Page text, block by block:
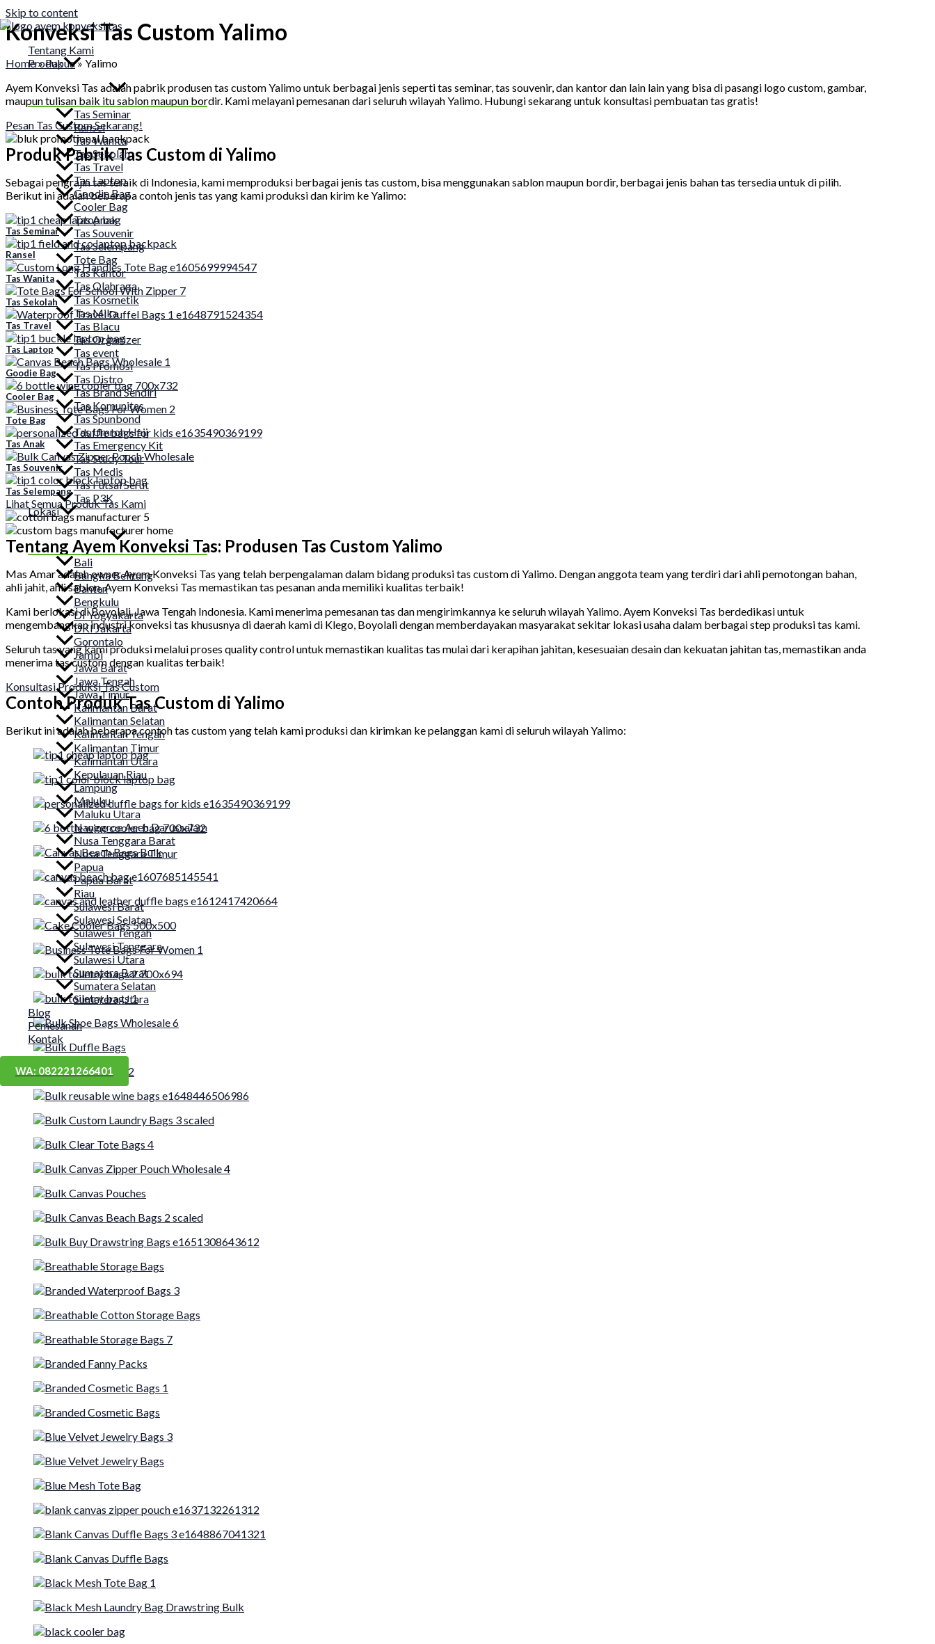
Skip to content
Tentang Kami
Produk
Tas Seminar
Ransel
Tas Wanita
Tas Sekolah
Tas Travel
Tas Laptop
Goodie Bag
Cooler Bag
Tas Anak
Tas Souvenir
Tas Selempang
Tote Bag
Tas Kantor
Tas Olahraga
Tas Kosmetik
Tas Mika
Tas Blacu
Tas Organizer
Tas event
Tas Promosi
Tas Distro
Tas Brand Sendiri
Tas Komunitas
Tas Spunbond
Tas Umroh Haji
Tas Emergency Kit
Tas Study Tour
Tas Medis
Tas Futsal Serut
Tas P3K
Lokasi
Bali
Bangka Belitung
Banten
Bengkulu
DI Yogyakarta
DKI Jakarta
Gorontalo
Jambi
Jawa Barat
Jawa Tengah
Jawa Timur
Kalimantan Barat
Kalimantan Selatan
Kalimantan Tengah
Kalimantan Timur
Kalimantan Utara
Kepulauan Riau
Lampung
Maluku
Maluku Utara
Nanggroe Aceh Darussalam
Nusa Tenggara Barat
Nusa Tenggara Timur
Papua
Papua Barat
Riau
Sulawesi Barat
Sulawesi Selatan
Sulawesi Tengah
Sulawesi Tenggara
Sulawesi Utara
Sumatera Barat
Sumatera Selatan
Sumatera Utara
Blog
Pemesanan
Kontak
WA: 082221266401
Konveksi Tas Custom Yalimo
Home»Papua» Yalimo
Ayem Konveksi Tas adalah pabrik produsen tas custom Yalimo untuk berbagai jenis seperti tas seminar, tas souvenir, dan kantor dan lain lain yang bisa di pasangi logo custom, gambar,
maupun tulisan baik itu sablon maupun bordir. Kami melayani pemesanan dari seluruh wilayah Yalimo. Hubungi sekarang untuk konsultasi pembuatan tas gratis!
Pesan Tas Custom Sekarang!
Produk Pabrik Tas Custom di Yalimo
Sebagai pengrajin tas teraik di Indonesia, kami memproduksi berbagai jenis tas custom, bisa menggunakan sablon maupun bordir, berbagai jenis bahan tas tersedia untuk di pilih.
Berikut ini adalah beberapa contoh jenis tas yang kami produksi dan kirim ke Yalimo:
Tas Seminar
Ransel
Tas Wanita
Tas Sekolah
Tas Travel
Tas Laptop
Goodie Bag
Cooler Bag
Tote Bag
Tas Anak
Tas Souvenir
Tas Selempang
Lihat Semua Produk Tas Kami
Tentang Ayem Konveksi Tas: Produsen Tas Custom Yalimo
Mas Amar adalah owner Ayem Konveksi Tas yang telah berpengalaman dalam bidang produksi tas custom di Yalimo. Dengan anggota team yang terdiri dari ahli pemotongan bahan,
ahli jahit, ahli sablon, Ayem Konveksi Tas memastikan tas pesanan anda memiliki kualitas terbaik!
Kami berlokasi di Boyolali, Jawa Tengah Indonesia. Kami menerima pemesanan tas dan mengirimkannya ke seluruh wilayah Yalimo. Ayem Konveksi Tas berdedikasi untuk
mengembangkan industri konveksi tas khususnya di daerah kami di Klego, Boyolali dengan memberdayakan masyarakat sekitar lokasi usaha dalam berbagai step produksi tas kami.
Seluruh tas yang kami produksi melalui proses quality control untuk memastikan kualitas tas mulai dari kerapihan jahitan, kesesuaian desain dan kekuatan jahitan tas, memastikan anda
menerima tas custom dengan kualitas terbaik!
Konsultasi Produksi Tas Custom
Contoh Produk Tas Custom di Yalimo
Berikut ini adalah beberapa contoh tas custom yang telah kami produksi dan kirimkan ke pelanggan kami di seluruh wilayah Yalimo: